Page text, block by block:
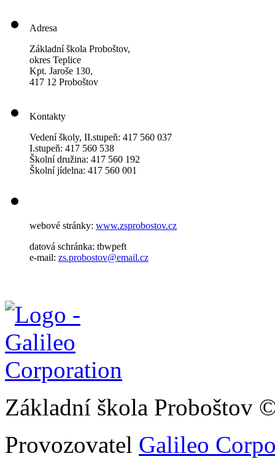
Adresa
Základní škola Proboštov,
okres Teplice
Kpt. Jaroše 130,
417 12 Proboštov
Kontakty
Vedení školy, II.stupeň: 417 560 037
I.stupeň: 417 560 538
Školní družina: 417 560 192
Školní jídelna: 417 560 001
webové stránky: www.zsprobostov.cz
datová schránka: tbwpeft
e-mail: zs.probostov@email.cz
Základní škola Proboštov
Provozovatel Galileo